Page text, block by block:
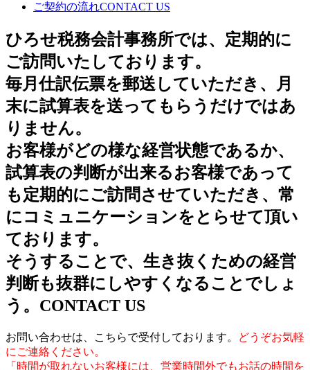
ご契約の流れCONTACT US
ひろせ税務会計事務所では、定期的に
ご訪問いたしております。
毎月仕訳伝票を郵送していただき、月
末に試算表を送ってもらうだけではあ
りません。
お客様がどの様な経営状態であるか、
試算表の判断が出来るお客様であって
も定期的にご訪問させていただき、常
にコミュニケーションをとらせて頂い
ております。
そうすることで、生き抜くための経営
判断も抜群にしやすくなることでしょ
う。 CONTACT US
お問い合わせは、こちらで受付しております。
どうぞお気軽
にご連絡ください。
「時間が取れないお客様には、営業時間外でもお話の時間を